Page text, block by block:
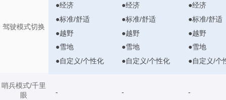
驾驶模式切换
哨兵模式/千里
眼
●经济
●标准/舒适
●越野
●雪地
●自定义/个性化
●经济
●标准/舒适
●越野
●雪地
●自定义/个性化
●经济
●标准/舒适
●越野
●雪地
●自定义/个
- - -